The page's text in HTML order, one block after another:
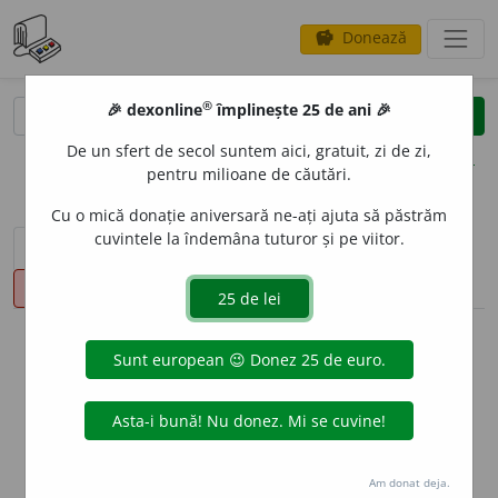
savings Donează
clear
opțiuni
sinteza definițiilor (1) definiții (18)
declinări
info
Aceste definiții sunt compilate de
echipa dexonline. Definițiile
originale se află pe filadefiniții.
Puteți reordona filele pe pagina de
🎉 dexonline® împlinește 25 de ani 🎉
De un sfert de secol suntem aici, gratuit, zi de zi,
pentru milioane de căutări.
Cu o mică donație aniversară ne-ați ajuta să păstrăm
cuvintele la îndemâna tuturor și pe viitor.
Am donat deja.